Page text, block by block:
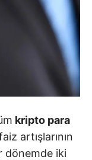
kripto para
artışlarının
dönemde iki